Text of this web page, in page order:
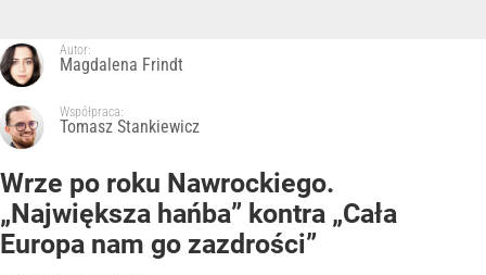
Autor:
Magdalena Frindt
Współpraca:
Tomasz Stankiewicz
Wrze po roku Nawrockiego.
„Największa hańba” kontra „Cała
Europa nam go zazdrości”